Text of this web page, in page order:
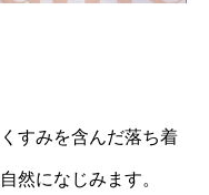
すみを含んだ落ち着
然になじみます。